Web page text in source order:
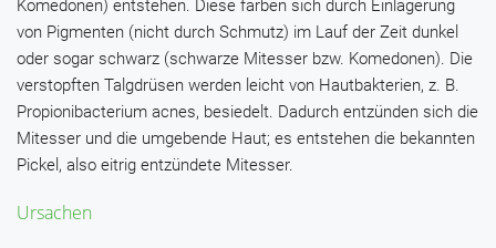
Komedonen) entstehen. Diese färben sich durch Einlagerung
von Pigmenten (nicht durch Schmutz) im Lauf der Zeit dunkel
oder sogar schwarz (schwarze Mitesser bzw. Komedonen). Die
verstopften Talgdrüsen werden leicht von Hautbakterien, z. B.
Propionibacterium acnes, besiedelt. Dadurch entzünden sich die
Mitesser und die umgebende Haut; es entstehen die bekannten
Pickel, also eitrig entzündete Mitesser.
Ursachen